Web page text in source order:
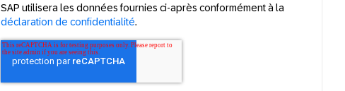
SAP utilisera les données fournies ci-après conformément à la
déclaration de confidentialité.